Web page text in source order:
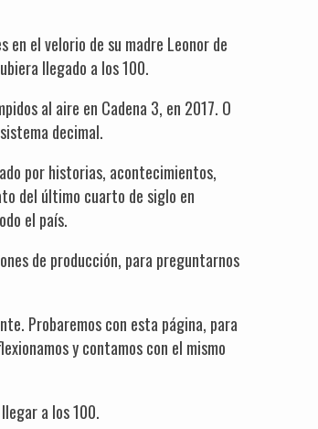
en el velorio de su madre Leonor de
llegado a los 100.
al aire en Cadena 3, en 2017. O
decimal.
por historias, acontecimientos,
del último cuarto de siglo en
el país.
de producción, para preguntarnos
Probaremos con esta página, para
y contamos con el mismo
a los 100.